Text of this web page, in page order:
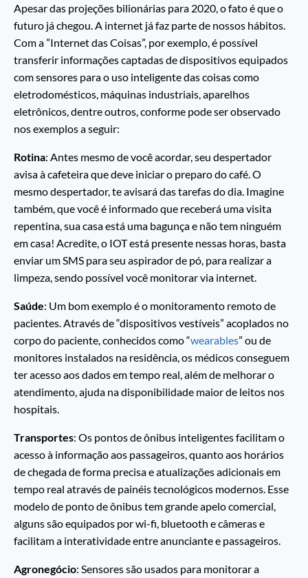
Apesar das projeções bilionárias para 2020, o fato é que o
futuro já chegou. A internet já faz parte de nossos hábitos.
Com a ”Internet das Coisas”, por exemplo, é possível
transferir informações captadas de dispositivos equipados
com sensores para o uso inteligente das coisas como
eletrodomésticos, máquinas industriais, aparelhos
eletrônicos, dentre outros, conforme pode ser observado
nos exemplos a seguir:
Rotina: Antes mesmo de você acordar, seu despertador
avisa à cafeteira que deve iniciar o preparo do café. O
mesmo despertador, te avisará das tarefas do dia. Imagine
também, que você é informado que receberá uma visita
repentina, sua casa está uma bagunça e não tem ninguém
em casa! Acredite, o IOT está presente nessas horas, basta
enviar um SMS para seu aspirador de pó, para realizar a
limpeza, sendo possível você monitorar via internet.
Saúde: Um bom exemplo é o monitoramento remoto de
pacientes. Através de “dispositivos vestíveis” acoplados no
corpo do paciente, conhecidos como “wearables” ou de
monitores instalados na residência, os médicos conseguem
ter acesso aos dados em tempo real, além de melhorar o
atendimento, ajuda na disponibilidade maior de leitos nos
hospitais.
Transportes: Os pontos de ônibus inteligentes facilitam o
acesso à informação aos passageiros, quanto aos horários
de chegada de forma precisa e atualizações adicionais em
tempo real através de painéis tecnológicos modernos. Esse
modelo de ponto de ônibus tem grande apelo comercial,
alguns são equipados por wi-fi, bluetooth e câmeras e
facilitam a interatividade entre anunciante e passageiros.
Agronegócio: Sensores são usados para monitorar a